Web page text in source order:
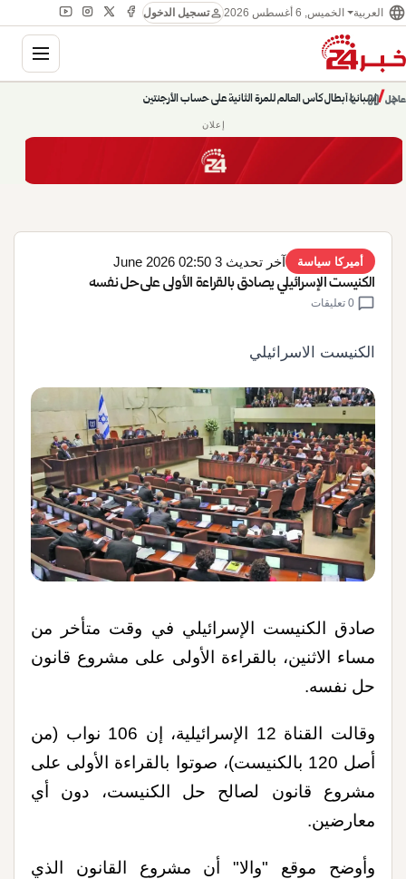
language العربية الخميس, 6 أغسطس 2026 personتسجيل الدخول
عاجل/إسبانيا أبطال كأس العالم للمرة الثانية على حساب الأرجنتين
chevron_right
pause
chevron_left
إعلان
أميركا سياسة آخر تحديث 3 June 2026 02:50
الكنيست الإسرائيلي يصادق بالقراءة الأولى على حل نفسه
chat_bubble
الكنيست الاسرائيلي
صادق الكنيست الإسرائيلي في وقت متأخر من
مساء الاثنين، بالقراءة الأولى على مشروع قانون
حل نفسه.
وقالت القناة 12 الإسرائيلية، إن 106 نواب (من
أصل 120 بالكنيست)، صوتوا بالقراءة الأولى على
مشروع قانون لصالح حل الكنيست، دون أي
معارضين.
وأوضح موقع "والا" أن مشروع القانون الذي